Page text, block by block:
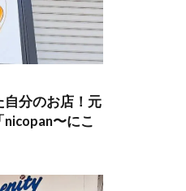
自分のお店！元
nicopan〜にこ